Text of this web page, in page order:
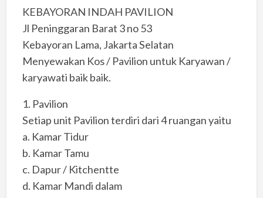
KEBAYORAN INDAH PAVILION
Jl Peninggaran Barat 3 no 53
Kebayoran Lama, Jakarta Selatan
Menyewakan Kos / Pavilion untuk Karyawan /
karyawati baik baik.
1. Pavilion
Setiap unit Pavilion terdiri dari 4 ruangan yaitu
a. Kamar Tidur
b. Kamar Tamu
c. Dapur / Kitchentte
d. Kamar Mandi dalam